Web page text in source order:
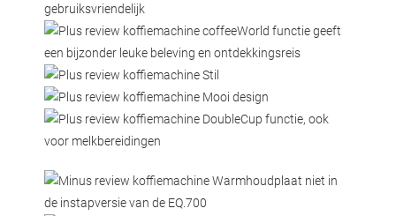
gebruiksvriendelijk
coffeeWorld functie geeft
een bijzonder leuke beleving en ontdekkingsreis
Stil
Mooi design
DoubleCup functie, ook
voor melkbereidingen
Warmhoudplaat niet in
de instapversie van de EQ.700